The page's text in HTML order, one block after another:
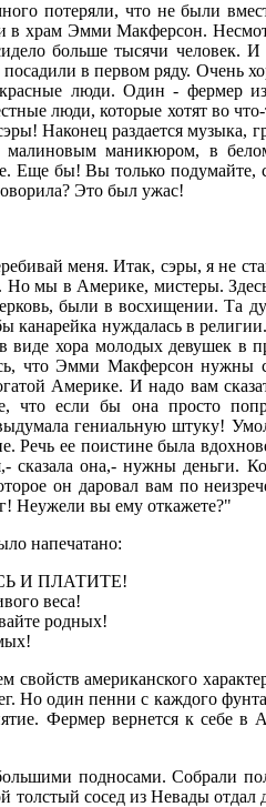
потеряли, что не были
храм Эмми Макферсон.
больше тысячи человек.
в первом ряду. Очень
люди. Один - фермер
люди, которые хотят во
Наконец раздается музыка,
маникюром, в
Еще бы! Вы только подумайте,
Это был ужас!
меня. Итак, сэры, я не
мы в Америке, мистеры.
были в восхищении. Та
нуждалась в
виде хора молодых девушек в
что Эмми Макферсон нужны
Америке. И надо вам
что если бы она просто
гениальную штуку!
Речь ее поистине была
сказала она,- нужны деньги.
он даровал вам по
Неужели вы ему откажете?"
напечатано:
И ПЛАТИТЕ!
веса!
родных!
свойств американского
Но один пенни с каждого фунта
Фермер вернется к себе
подносами. Собрали
толстый сосед из Невады отдал